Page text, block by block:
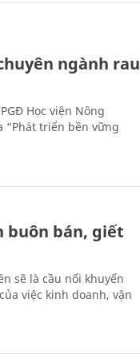
ngành rau
Học viện Nông
“Phát triển bền vững
buôn bán, giết
sẽ là cầu nối khuyến
việc kinh doanh, vận